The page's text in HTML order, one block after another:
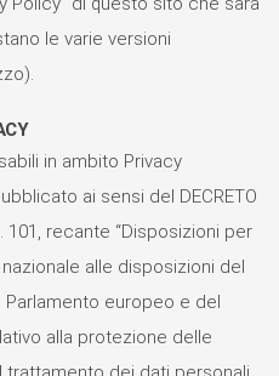
le varie versioni
in ambito Privacy
ai sensi del DECRETO
101, recante “Disposizioni per
alle disposizioni del
europeo e del
alla protezione delle